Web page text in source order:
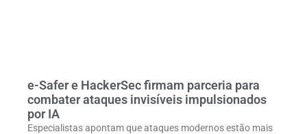
e-Safer e HackerSec firmam parceria para
combater ataques invisíveis impulsionados
por IA
Especialistas apontam que ataques modernos estão mais